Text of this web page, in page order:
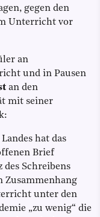
gegen den
Unterricht vor
an
und in Pausen
an den
mit seiner
hat das
Brief
Schreibens
Zusammenhang
unter den
„zu wenig“ die